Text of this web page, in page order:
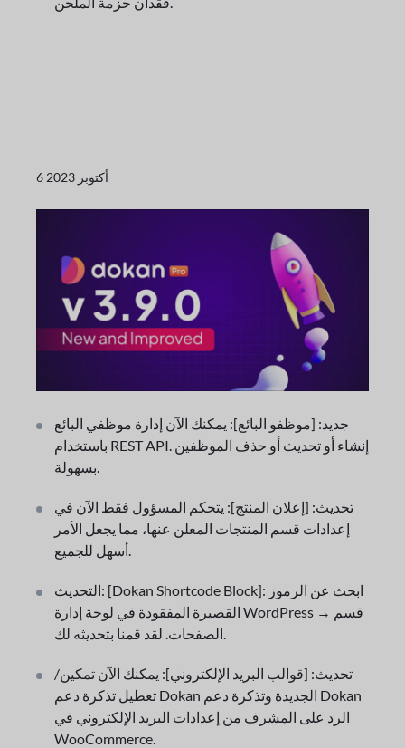
6 أكتوبر 2023
جديد: [موظفو البائع]: يمكنك الآن إدارة موظفي البائع
باستخدام REST API. إنشاء أو تحديث أو حذف الموظفين
بسهولة.
تحديث: [إعلان المنتج]: يتحكم المسؤول فقط الآن في
إعدادات قسم المنتجات المعلن عنها، مما يجعل الأمر
أسهل للجميع.
التحديث: [Dokan Shortcode Block]: ابحث عن الرموز
القصيرة المفقودة في لوحة إدارة WordPress → قسم
الصفحات. لقد قمنا بتحديثه لك.
تحديث: [قوالب البريد الإلكتروني]: يمكنك الآن تمكين/
تعطيل تذكرة دعم Dokan الجديدة وتذكرة دعم Dokan
الرد على المشرف من إعدادات البريد الإلكتروني في
WooCommerce.